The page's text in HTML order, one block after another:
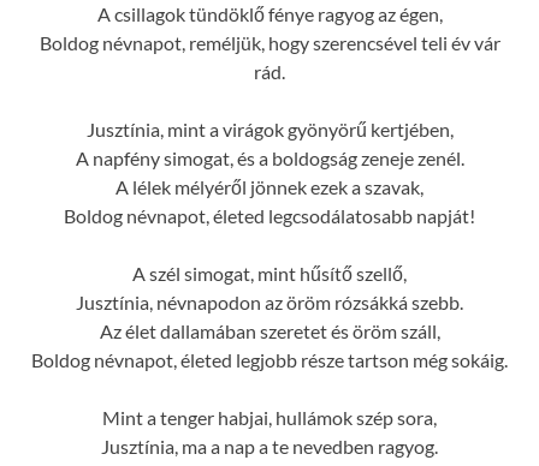
A csillagok tündöklő fénye ragyog az égen,
Boldog névnapot, reméljük, hogy szerencsével teli év vár
rád.
Jusztínia, mint a virágok gyönyörű kertjében,
A napfény simogat, és a boldogság zeneje zenél.
A lélek mélyéről jönnek ezek a szavak,
Boldog névnapot, életed legcsodálatosabb napját!
A szél simogat, mint hűsítő szellő,
Jusztínia, névnapodon az öröm rózsákká szebb.
Az élet dallamában szeretet és öröm száll,
Boldog névnapot, életed legjobb része tartson még sokáig.
Mint a tenger habjai, hullámok szép sora,
Jusztínia, ma a nap a te nevedben ragyog.